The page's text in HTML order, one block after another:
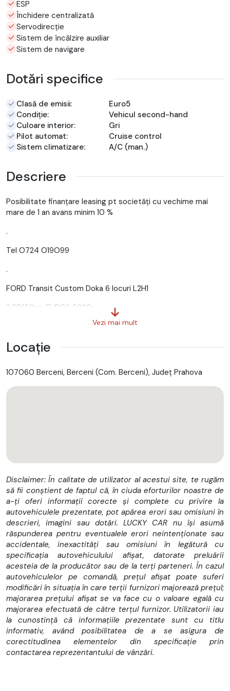
ESP
Închidere centralizată
Servodirecție
Sistem de încălzire auxiliar
Sistem de navigare
Dotări specifice
Clasă de emisii:
Euro5
Condiție:
Vehicul second-hand
Culoare interior:
Gri
Pilot automat:
Cruise control
Sistem climatizare:
A/C (man.)
Descriere
Posibilitate finanțare leasing pt societăți cu vechime mai
mare de 1 an avans minim 10 %
.
Tel O724 O19O99
.
FORD Transit Custom Doka 6 locuri L2H1
2.0D130cp EURO6 2020
Înmatriculată de noua în România
Km reali / carte service
- ABS, ASR, ESP
- Computer de bord
- Cotiera
- Cutie manuala 6 trepte
- Geamuri electrice
- Priza 12V
- Pachet legislativ
- Radio
- Bluetooth
- Telefon / Voice control
- Airbag sofer si pasager
Vezi mai mult
Locație
107060 Berceni, Berceni (Com. Berceni), Județ Prahova
Disclaimer: În calitate de utilizator al acestui site, te rugăm
să fii conștient de faptul că, în ciuda eforturilor noastre de
a-ți oferi informații corecte și complete cu privire la
autovehiculele prezentate, pot apărea erori sau omisiuni în
descrieri, imagini sau dotări. LUCKY CAR nu își asumă
răspunderea pentru eventualele erori neintenționate sau
accidentale, inexactități sau omisiuni în legătură cu
specificația autovehiculului afișat, datorate preluării
acesteia de la producător sau de la terți parteneri. În cazul
autovehiculelor pe comandă, prețul afișat poate suferi
modificări în situația în care terții furnizori majorează prețul;
majorarea prețului afișat se va face cu o valoare egală cu
majorarea efectuată de către terțul furnizor. Utilizatorii iau
la cunostință că informațiile prezentate sunt cu titlu
informativ, având posibilitatea de a se asigura de
corectitudinea elementelor din specificație prin
contactarea reprezentantului de vânzări.